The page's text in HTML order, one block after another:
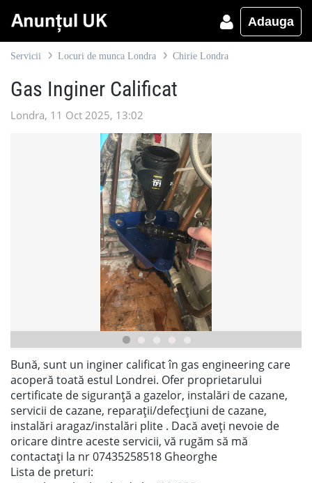
Adauga
Servicii Locuri de munca Londra Chirie Londra
Gas Inginer Calificat
Londra, 11 Oct 2025, 13:02
Bună, sunt un inginer calificat în gas engineering care
acoperă toată estul Londrei. Ofer proprietarului
certificate de siguranță a gazelor, instalări de cazane,
servicii de cazane, reparații/defecțiuni de cazane,
instalări aragaz/instalări plite . Dacă aveți nevoie de
oricare dintre aceste servicii, vă rugăm să mă
contactați la nr 07435258518 Gheorghe
Lista de preturi: